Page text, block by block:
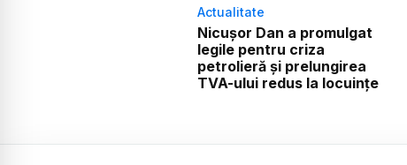
Actualitate
Nicușor Dan a promulgat
legile pentru criza
petrolieră și prelungirea
TVA-ului redus la locuințe